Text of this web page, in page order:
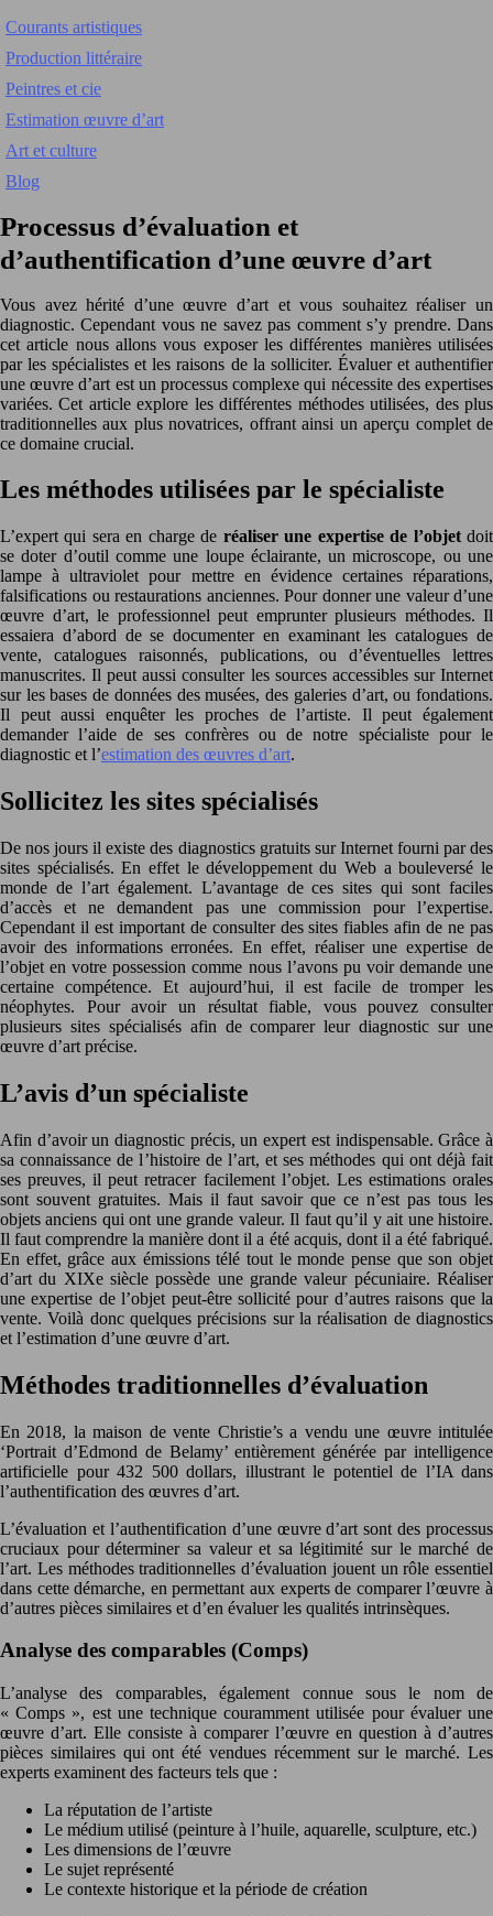
Courants artistiques
Production littéraire
Peintres et cie
Estimation œuvre d’art
Art et culture
Blog
Processus d’évaluation et
d’authentification d’une œuvre d’art
Vous avez hérité d’une œuvre d’art et vous souhaitez réaliser un
diagnostic. Cependant vous ne savez pas comment s’y prendre. Dans
cet article nous allons vous exposer les différentes manières utilisées
par les spécialistes et les raisons de la solliciter. Évaluer et authentifier
une œuvre d’art est un processus complexe qui nécessite des expertises
variées. Cet article explore les différentes méthodes utilisées, des plus
traditionnelles aux plus novatrices, offrant ainsi un aperçu complet de
ce domaine crucial.
Les méthodes utilisées par le spécialiste
L’expert qui sera en charge de réaliser une expertise de l’objetdoit
se doter d’outil comme une loupe éclairante, un microscope, ou une
lampe à ultraviolet pour mettre en évidence certaines réparations,
falsifications ou restaurations anciennes. Pour donner une valeur d’une
œuvre d’art, le professionnel peut emprunter plusieurs méthodes. Il
essaiera d’abord de se documenter en examinant les catalogues de
vente, catalogues raisonnés, publications, ou d’éventuelles lettres
manuscrites. Il peut aussi consulter les sources accessibles sur Internet
sur les bases de données des musées, des galeries d’art, ou fondations.
Il peut aussi enquêter les proches de l’artiste. Il peut également
demander l’aide de ses confrères ou de notre spécialiste pour le
diagnostic et l’estimation des œuvres d’art.
Sollicitez les sites spécialisés
De nos jours il existe des diagnostics gratuits sur Internet fourni par des
sites spécialisés. En effet le développement du Web a bouleversé le
monde de l’art également. L’avantage de ces sites qui sont faciles
d’accès et ne demandent pas une commission pour l’expertise.
Cependant il est important de consulter des sites fiables afin de ne pas
avoir des informations erronées. En effet, réaliser une expertise de
l’objet en votre possession comme nous l’avons pu voir demande une
certaine compétence. Et aujourd’hui, il est facile de tromper les
néophytes. Pour avoir un résultat fiable, vous pouvez consulter
plusieurs sites spécialisés afin de comparer leur diagnostic sur une
œuvre d’art précise.
L’avis d’un spécialiste
Afin d’avoir un diagnostic précis, un expert est indispensable. Grâce à
sa connaissance de l’histoire de l’art, et ses méthodes qui ont déjà fait
ses preuves, il peut retracer facilement l’objet. Les estimations orales
sont souvent gratuites. Mais il faut savoir que ce n’est pas tous les
objets anciens qui ont une grande valeur. Il faut qu’il y ait une histoire.
Il faut comprendre la manière dont il a été acquis, dont il a été fabriqué.
En effet, grâce aux émissions télé tout le monde pense que son objet
d’art du XIXe siècle possède une grande valeur pécuniaire. Réaliser
une expertise de l’objet peut-être sollicité pour d’autres raisons que la
vente. Voilà donc quelques précisions sur la réalisation de diagnostics
et l’estimation d’une œuvre d’art.
Méthodes traditionnelles d’évaluation
En 2018, la maison de vente Christie’s a vendu une œuvre intitulée
‘Portrait d’Edmond de Belamy’ entièrement générée par intelligence
artificielle pour 432 500 dollars, illustrant le potentiel de l’IA dans
l’authentification des œuvres d’art.
L’évaluation et l’authentification d’une œuvre d’art sont des processus
cruciaux pour déterminer sa valeur et sa légitimité sur le marché de
l’art. Les méthodes traditionnelles d’évaluation jouent un rôle essentiel
dans cette démarche, en permettant aux experts de comparer l’œuvre à
d’autres pièces similaires et d’en évaluer les qualités intrinsèques.
Analyse des comparables (Comps)
L’analyse des comparables, également connue sous le nom de
« Comps », est une technique couramment utilisée pour évaluer une
œuvre d’art. Elle consiste à comparer l’œuvre en question à d’autres
pièces similaires qui ont été vendues récemment sur le marché. Les
experts examinent des facteurs tels que :
La réputation de l’artiste
Le médium utilisé (peinture à l’huile, aquarelle, sculpture, etc.)
Les dimensions de l’œuvre
Le sujet représenté
Le contexte historique et la période de création